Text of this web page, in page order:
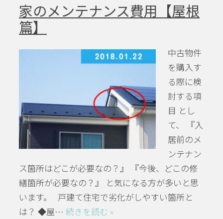
家のメンテナンス費用【屋根
篇】
中古物件
を購入す
る際に検
討する項
目 とし
て、 『入
居前のメ
ンテナン
ス箇所はどこが必要なの？』 『今後、どこの修
繕箇所が必要なの？』 と気になる方が多いと思
います。 戸建て住宅で劣化がしやすい箇所と
は？ ◆屋… 続きを読む »